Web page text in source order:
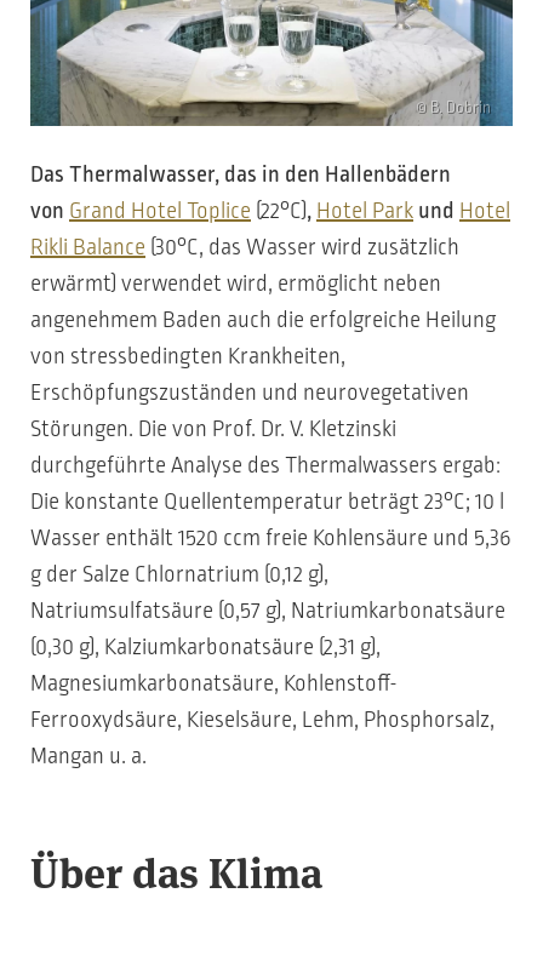
© B. Dobrin
Das Thermalwasser, das in den Hallenbädern
von Grand Hotel Toplice (22°C), Hotel Park und Hotel
Rikli Balance (30°C, das Wasser wird zusätzlich
erwärmt) verwendet wird, ermöglicht neben
angenehmem Baden auch die erfolgreiche Heilung
von stressbedingten Krankheiten,
Erschöpfungszuständen und neurovegetativen
Störungen. Die von Prof. Dr. V. Kletzinski
durchgeführte Analyse des Thermalwassers ergab:
Die konstante Quellentemperatur beträgt 23°C; 10 l
Wasser enthält 1520 ccm freie Kohlensäure und 5,36
g der Salze Chlornatrium (0,12 g),
Natriumsulfatsäure (0,57 g), Natriumkarbonatsäure
(0,30 g), Kalziumkarbonatsäure (2,31 g),
Magnesiumkarbonatsäure, Kohlenstoff-
Ferrooxydsäure, Kieselsäure, Lehm, Phosphorsalz,
Mangan u. a.
Über das Klima